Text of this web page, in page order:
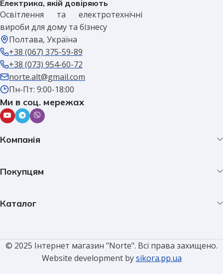
Електрика, якій довіряють
Освітлення та електротехнічні
вироби для дому та бізнесу
Полтава, Україна
+38 (067) 375-59-89
+38 (073) 954-60-72
norte.alt@gmail.com
Пн-Пт: 9:00-18:00
Ми в соц. мережах
Компанія
Покупцям
Каталог
© 2025 Інтернет магазин "Norte". Всі права захищено.
Website development bysikora.pp.ua